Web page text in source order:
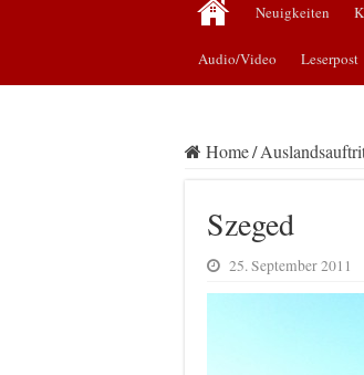
Neuigkeiten
Audio/Video Leserpost
Home/
Szeged
25. September 2011